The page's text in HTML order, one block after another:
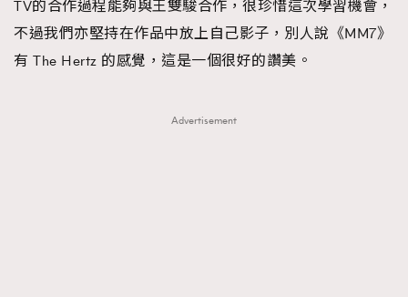
TV的合作過程能夠與王雙駿合作，很珍惜這次學習機會，
不過我們亦堅持在作品中放上自己影子，別人說《MM7》
有 The Hertz 的感覺，這是一個很好的讚美。
Advertisement